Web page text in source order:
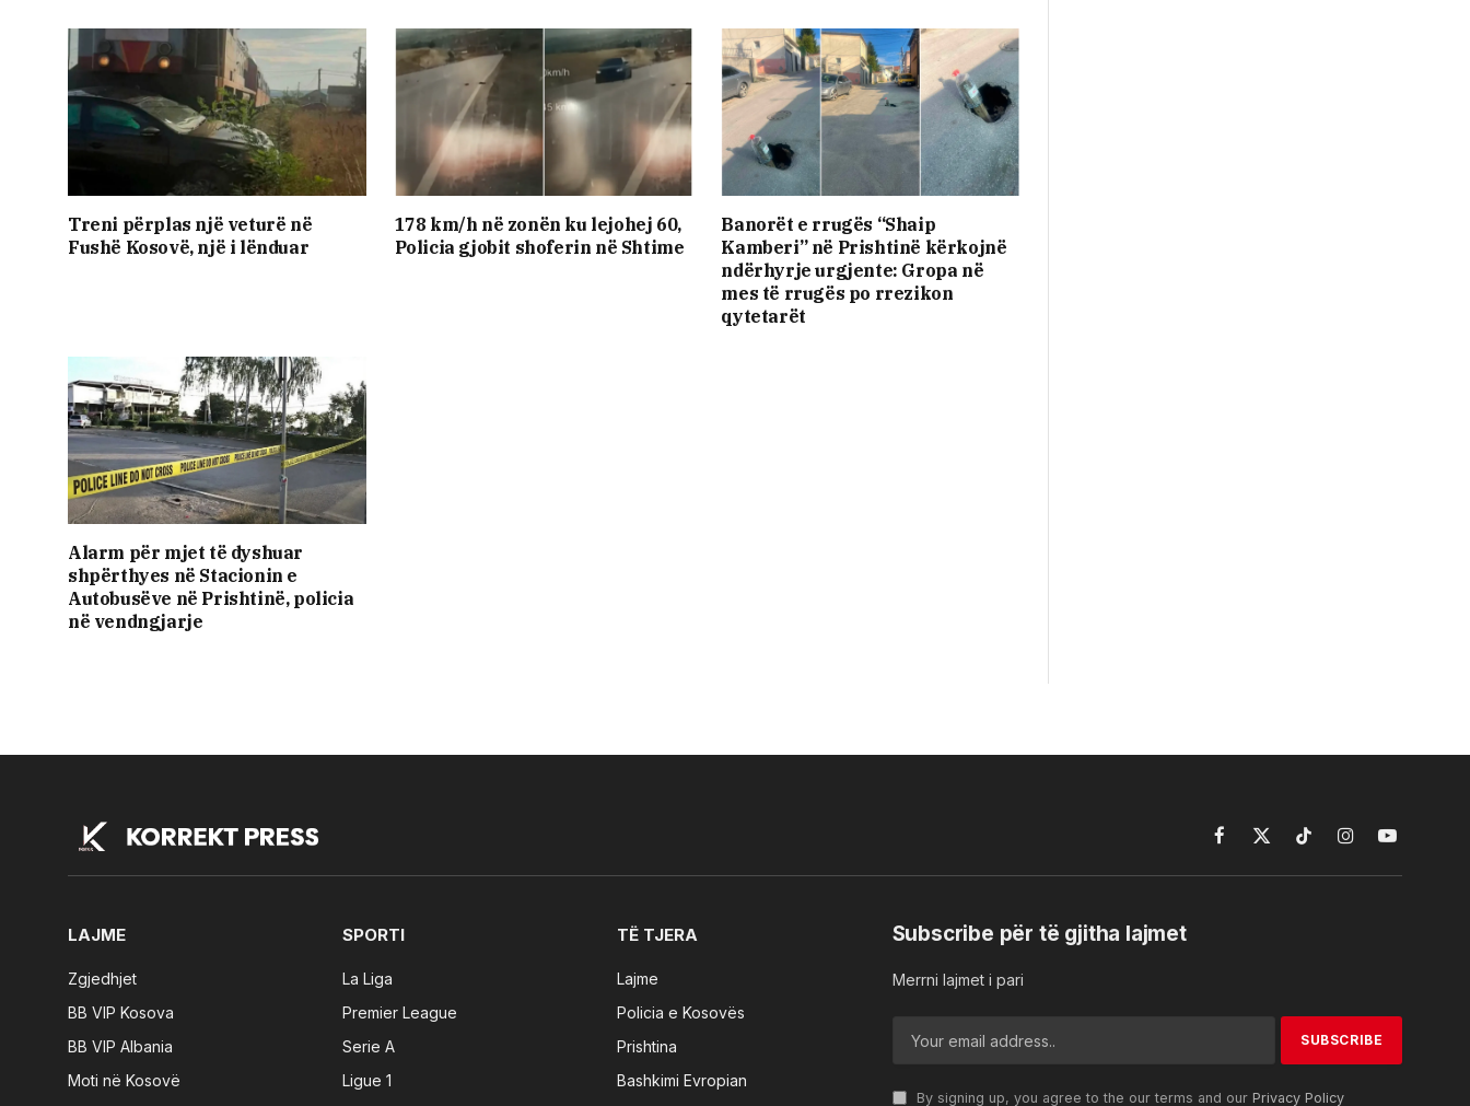
Treni përplas një veturë në
Fushë Kosovë, një i lënduar
178 km/h në zonën ku lejohej 60,
Policia gjobit shoferin në Shtime
Banorët e rrugës “Shaip
Kamberi” në Prishtinë kërkojnë
ndërhyrje urgjente: Gropa në
mes të rrugës po rrezikon
qytetarët
Alarm për mjet të dyshuar
shpërthyes në Stacionin e
Autobusëve në Prishtinë, policia
në vendngjarje
Facebook
X
TikTokInstagramYouTube
LAJME
Zgjedhjet
BB VIP Kosova
BB VIP Albania
Moti në Kosovë
SPORTI
La Liga
Premier League
Serie A
Ligue 1
TË TJERA
Lajme
Policia e Kosovës
Prishtina
Bashkimi Evropian
Subscribe për të gjitha lajmet
Merrni lajmet i pari
By signing up, you agree to the our terms and our Privacy Policy